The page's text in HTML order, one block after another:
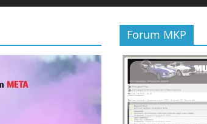
Forum MKP